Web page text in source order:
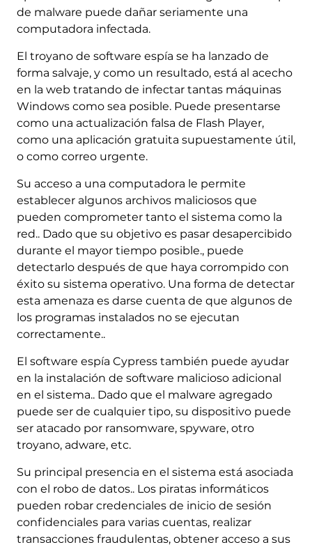
de malware puede dañar seriamente una
computadora infectada.
El troyano de software espía se ha lanzado de
forma salvaje, y como un resultado, está al acecho
en la web tratando de infectar tantas máquinas
Windows como sea posible. Puede presentarse
como una actualización falsa de Flash Player,
como una aplicación gratuita supuestamente útil,
o como correo urgente.
Su acceso a una computadora le permite
establecer algunos archivos maliciosos que
pueden comprometer tanto el sistema como la
red.. Dado que su objetivo es pasar desapercibido
durante el mayor tiempo posible., puede
detectarlo después de que haya corrompido con
éxito su sistema operativo. Una forma de detectar
esta amenaza es darse cuenta de que algunos de
los programas instalados no se ejecutan
correctamente..
El software espía Cypress también puede ayudar
en la instalación de software malicioso adicional
en el sistema.. Dado que el malware agregado
puede ser de cualquier tipo, su dispositivo puede
ser atacado por ransomware, spyware, otro
troyano, adware, etc.
Su principal presencia en el sistema está asociada
con el robo de datos.. Los piratas informáticos
pueden robar credenciales de inicio de sesión
confidenciales para varias cuentas, realizar
transacciones fraudulentas, obtener acceso a sus